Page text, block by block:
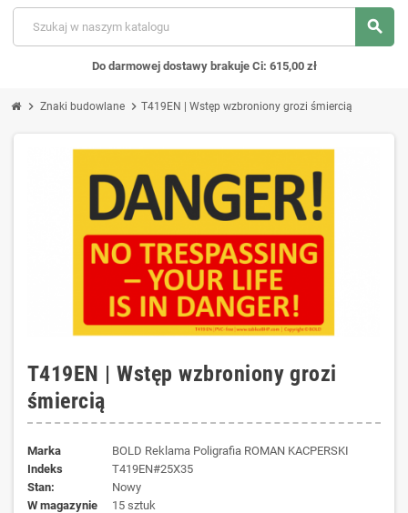
search
Do darmowej dostawy brakuje Ci: 615,00 zł
chevron_right Znaki budowlane chevron_right T419EN | Wstęp wzbroniony grozi śmiercią
T419EN | Wstęp wzbroniony grozi
śmiercią
Marka
BOLD Reklama Poligrafia ROMAN KACPERSKI
Indeks
T419EN#25X35
Stan:
Nowy
W magazynie
15 sztuk